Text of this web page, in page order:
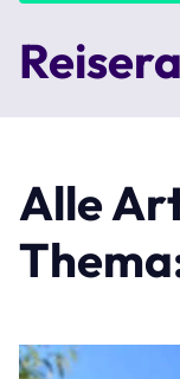
Alle